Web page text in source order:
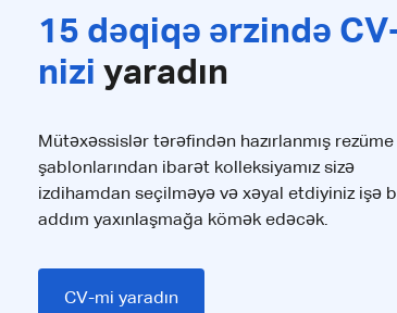
15 dəqiqə ərzində
nizi yaradın
Mütəxəssislər tərəfindən hazırlanmış rezüme
şablonlarından ibarət kolleksiyamız sizə
izdihamdan seçilməyə və xəyal etdiyiniz işə
addım yaxınlaşmağa kömək edəcək.
CV-mi yaradın